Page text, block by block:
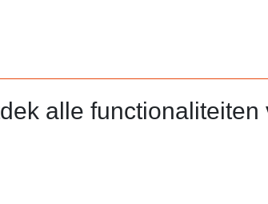
alle functionaliteiten